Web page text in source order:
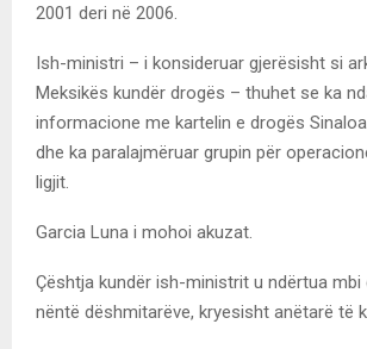
2001 deri në 2006.
Ish-ministri – i konsideruar gjerësisht si
Meksikës kundër drogës – thuhet se ka
informacione me kartelin e drogës
dhe ka paralajmëruar grupin për
ligjit.
Garcia Luna i mohoi akuzat.
Çështja kundër ish-ministrit u ndërtua mbi
nëntë dëshmitarëve, kryesisht anëtarë të